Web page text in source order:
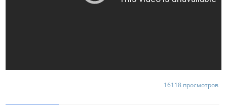
16118 просмотров